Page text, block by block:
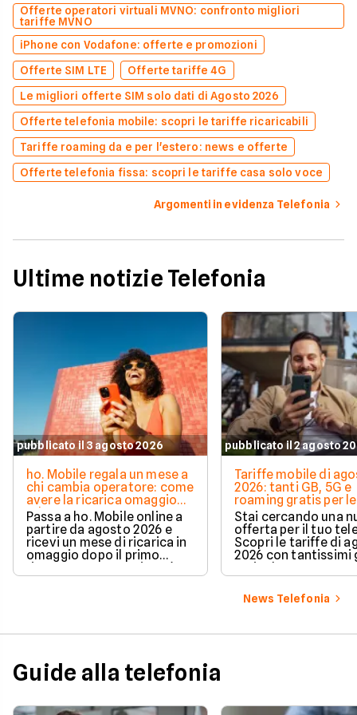
Offerte operatori virtuali MVNO: confronto migliori
tariffe MVNO
iPhone con Vodafone: offerte e promozioni
Offerte SIM LTE
Offerte tariffe 4G
Le migliori offerte SIM solo dati di Agosto 2026
Offerte telefonia mobile: scopri le tariffe ricaricabili
Tariffe roaming da e per l'estero: news e offerte
Offerte telefonia fissa: scopri le tariffe casa solo voce
Argomenti in evidenza Telefonia
Ultime notizie Telefonia
pubblicato il 3 agosto 2026
ho. Mobile regala un mese a
chi cambia operatore: come
avere la ricarica omaggio
ad agosto 2026
Passa a ho. Mobile online a
partire da agosto 2026 e
ricevi un mese di ricarica in
omaggio dopo il primo
valida per chi richiede la
modo automatico.
pubblicato il 2 agosto
Tariffe mobile di
2026: tanti GB, 5G e
roaming gratis per le
vacanze
Stai cercando una
offerta per il tuo
Scopri le tariffe di
2026 con tantissimi
News Telefonia
Guide alla telefonia